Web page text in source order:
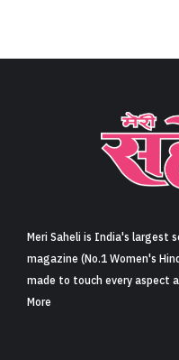
Meri Saheli is India's largest
magazine (No.1 Women's
made to touch every aspect
More